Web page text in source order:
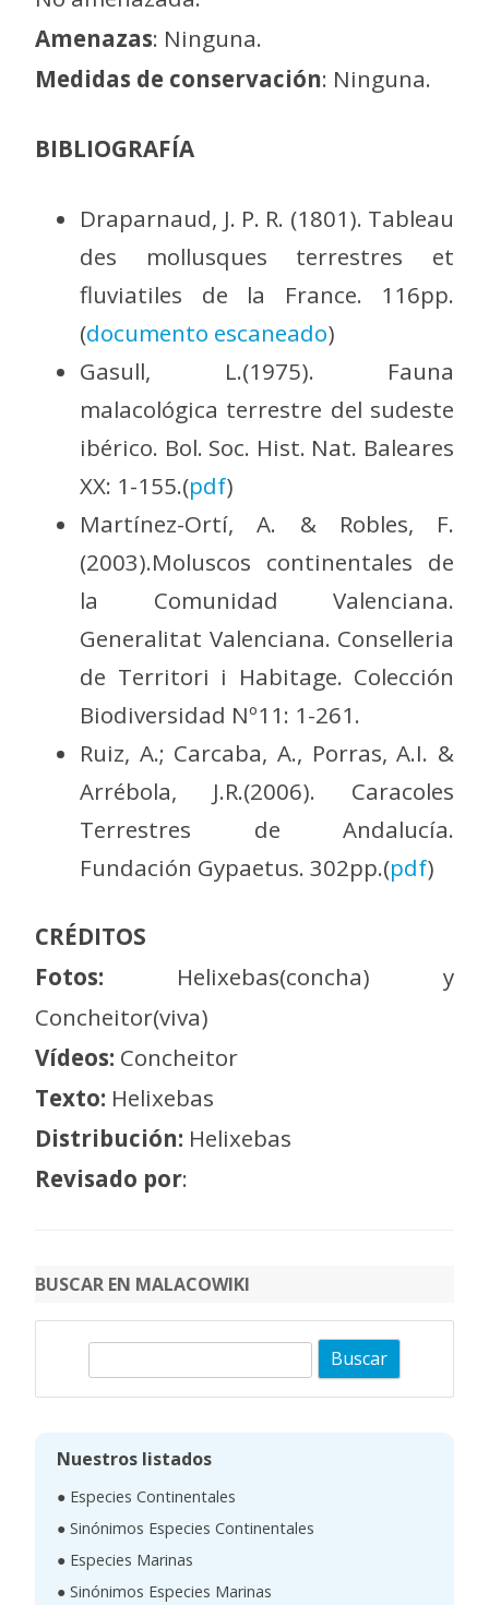
Amenazas: Ninguna.
Medidas de conservación: Ninguna.
BIBLIOGRAFÍA
Draparnaud, J. P. R. (1801). Tableau
des mollusques terrestres et
fluviatiles de la France. 116pp.
(documento escaneado)
Gasull, L.(1975). Fauna
malacológica terrestre del sudeste
ibérico. Bol. Soc. Hist. Nat. Baleares
XX: 1-155.(pdf)
Martínez-Ortí, A. & Robles, F.
(2003).Moluscos continentales de
la Comunidad Valenciana.
Generalitat Valenciana. Conselleria
de Territori i Habitage. Colección
Biodiversidad Nº11: 1-261.
Ruiz, A.; Carcaba, A., Porras, A.I. &
Arrébola, J.R.(2006). Caracoles
Terrestres de Andalucía.
Fundación Gypaetus. 302pp.(pdf)
CRÉDITOS
Fotos: Helixebas(concha) y
Concheitor(viva)
Vídeos: Concheitor
Texto: Helixebas
Distribución: Helixebas
Revisado por:
BUSCAR EN MALACOWIKI
Nuestros listados
● Especies Continentales
● Sinónimos Especies Continentales
● Especies Marinas
● Sinónimos Especies Marinas